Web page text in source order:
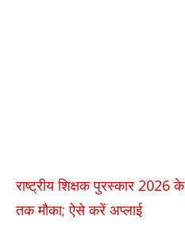
राष्ट्रीय शिक्षक पुरस्कार
तक मौका; ऐसे करें अप्लाई